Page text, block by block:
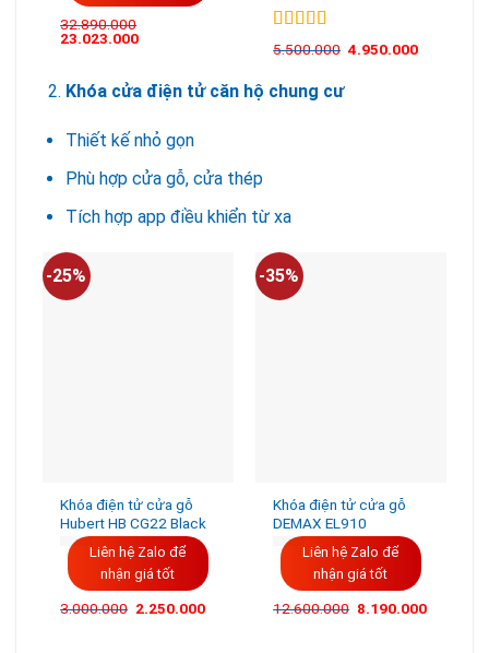
32.890.000
23.023.000
Được xếp
5.500.000 4.950.000
Khóa cửa điện tử căn hộ chung cư
Thiết kế nhỏ gọn
Phù hợp cửa gỗ, cửa thép
Tích hợp app điều khiển từ xa
-25%
Khóa điện tử cửa gỗ
Hubert HB CG22 Black
Liên hệ Zalo để
nhận giá tốt
3.000.000 Giá
2.250.000Giá
-35%
Khóa điện tử cửa gỗ
DEMAX EL910
Liên hệ Zalo để
nhận giá tốt
12.600.000 8.190.000